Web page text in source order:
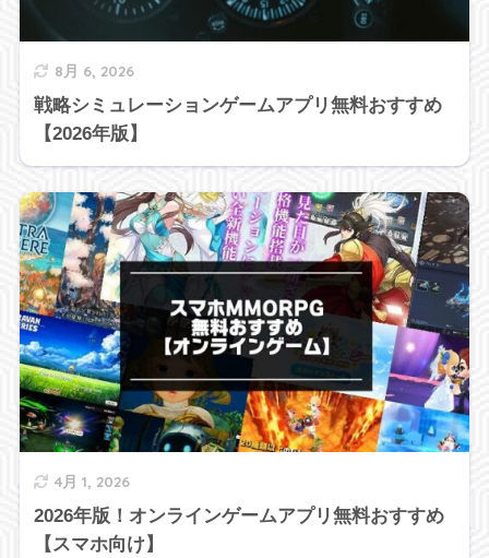
8月 6, 2026
戦略シミュレーションゲームアプリ無料おすすめ
【2026年版】
4月 1, 2026
2026年版！オンラインゲームアプリ無料おすすめ
【スマホ向け】